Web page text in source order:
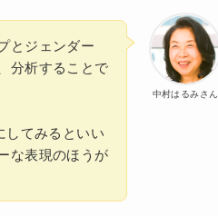
中村はるみさん
とジェンダー
分析することで
してみるといい
な表現のほうが